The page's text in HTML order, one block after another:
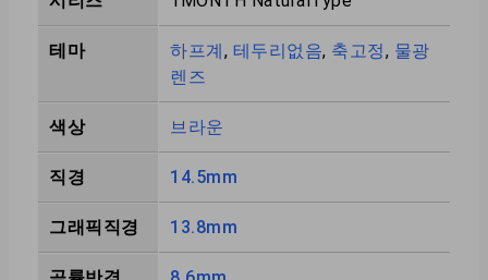
테마 하프계, 테두리없음, 축고정, 물광
렌즈
색상 브라운
직경 14.5mm
그래픽직경 13.8mm